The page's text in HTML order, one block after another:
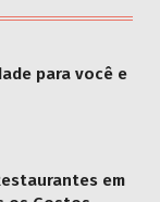
para você e
em